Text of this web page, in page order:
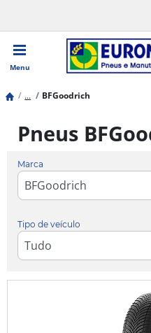
Menu
... BFGoodrich
Pneus
Marca
Tipo de veículo